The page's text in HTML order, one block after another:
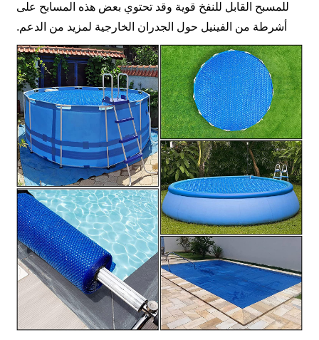
للمسبح القابل للنفخ قوية وقد تحتوي بعض هذه المسابح على
أشرطة من الفينيل حول الجدران الخارجية لمزيد من الدعم.